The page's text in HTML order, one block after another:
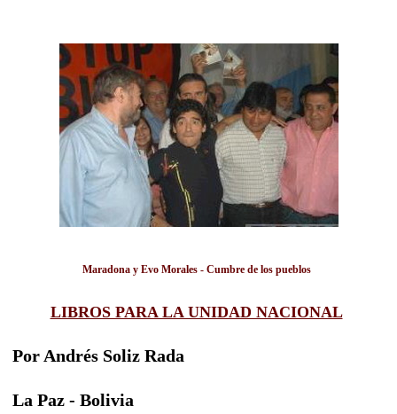
Maradona y Evo Morales - Cumbre de los pueblos
LIBROS PARA LA UNIDAD NACIONAL
Por Andrés Soliz Rada
La Paz - Bolivia